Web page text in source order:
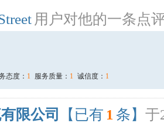
用户对他的一条点
态度： 1 服务质量： 1 诚信度： 1
限公司 【已有 1 条】 于